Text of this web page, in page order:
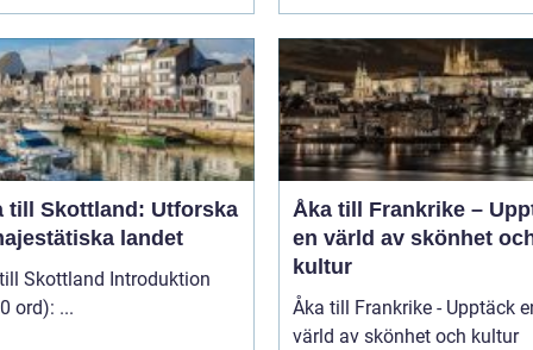
till Skottland: Utforska
landet
Introduktion
(ca 200 ord): ...
Åka till Frankrike –
en värld av skönhet
kultur
Åka till Frankrike - Upptäck
värld av skönhet och kultur